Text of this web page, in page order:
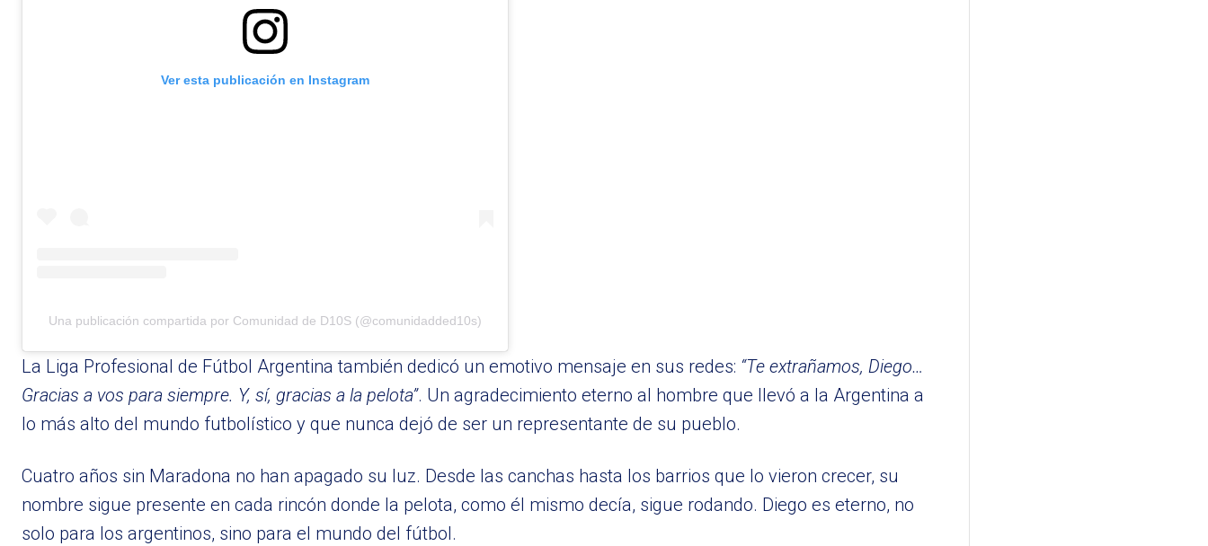
Ver esta publicación en Instagram
Una publicación compartida por Comunidad de D10S (@comunidadded10s)
La Liga Profesional de Fútbol Argentina también dedicó un emotivo mensaje en sus redes: “Te extrañamos, Diego…
Gracias a vos para siempre. Y, sí, gracias a la pelota”. Un agradecimiento eterno al hombre que llevó a la Argentina a
lo más alto del mundo futbolístico y que nunca dejó de ser un representante de su pueblo.
Cuatro años sin Maradona no han apagado su luz. Desde las canchas hasta los barrios que lo vieron crecer, su
nombre sigue presente en cada rincón donde la pelota, como él mismo decía, sigue rodando. Diego es eterno, no
solo para los argentinos, sino para el mundo del fútbol.